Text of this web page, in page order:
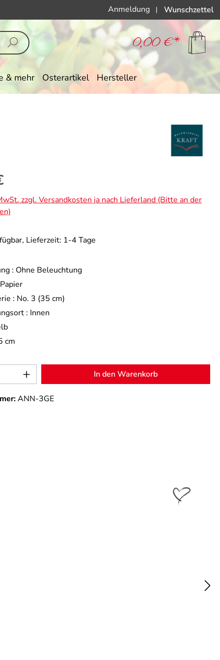
Anmeldung | Wunschzettel
0,00 €*
& mehr Osterartikel Hersteller
zzgl. Versandkosten ja nach Lieferland (Bitte an der
Lieferzeit: 1-4 Tage
: Ohne Beleuchtung
Papier
: No. 3 (35 cm)
: Innen
cm
Gib den gewünschten Wert ein
In den Warenkorb
ANN-3GE